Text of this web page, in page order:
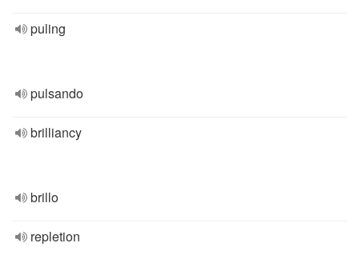
puling
pulsando
brilliancy
brillo
repletion